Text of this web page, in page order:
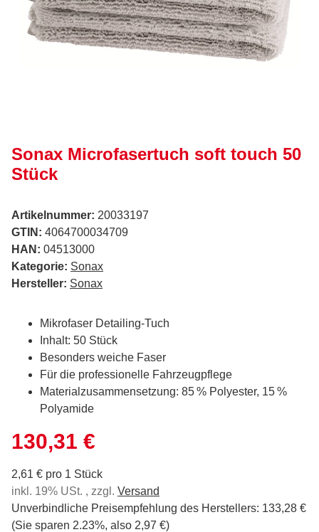
Sonax Microfasertuch soft touch 50
Stück
Artikelnummer: 20033197
GTIN: 4064700034709
HAN: 04513000
Kategorie: Sonax
Hersteller: Sonax
Mikrofaser Detailing-Tuch
Inhalt: 50 Stück
Besonders weiche Faser
Für die professionelle Fahrzeugpflege
Materialzusammensetzung: 85 % Polyester, 15 %
Polyamide
130,31 €
2,61 € pro 1 Stück
inkl. 19% USt. , zzgl. Versand
Unverbindliche Preisempfehlung des Herstellers: 133,28 €
(Sie sparen 2.23%, also 2,97 €)